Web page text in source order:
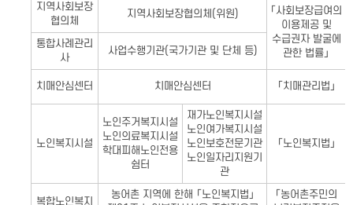
지역사회보장
협의체
지역사회보장협의체(위원)
「사회보장급여의
이용제공 및
수급권자 발굴에
관한 법률」
통합사례관리
사
사업수행기관(국가기관 및 단체 등)
치매안심센터 치매안심센터 「치매관리법」
노인복지시설
노인주거복지시설
노인의료복지시설
학대피해노인전용
쉼터
재가노인복지시설
노인여가복지시설
노인보호전문기관
노인일자리지원기
관
「노인복지법」
복합노인복지
농어촌 지역에 한해 「노인복지법」
「농어촌주민의